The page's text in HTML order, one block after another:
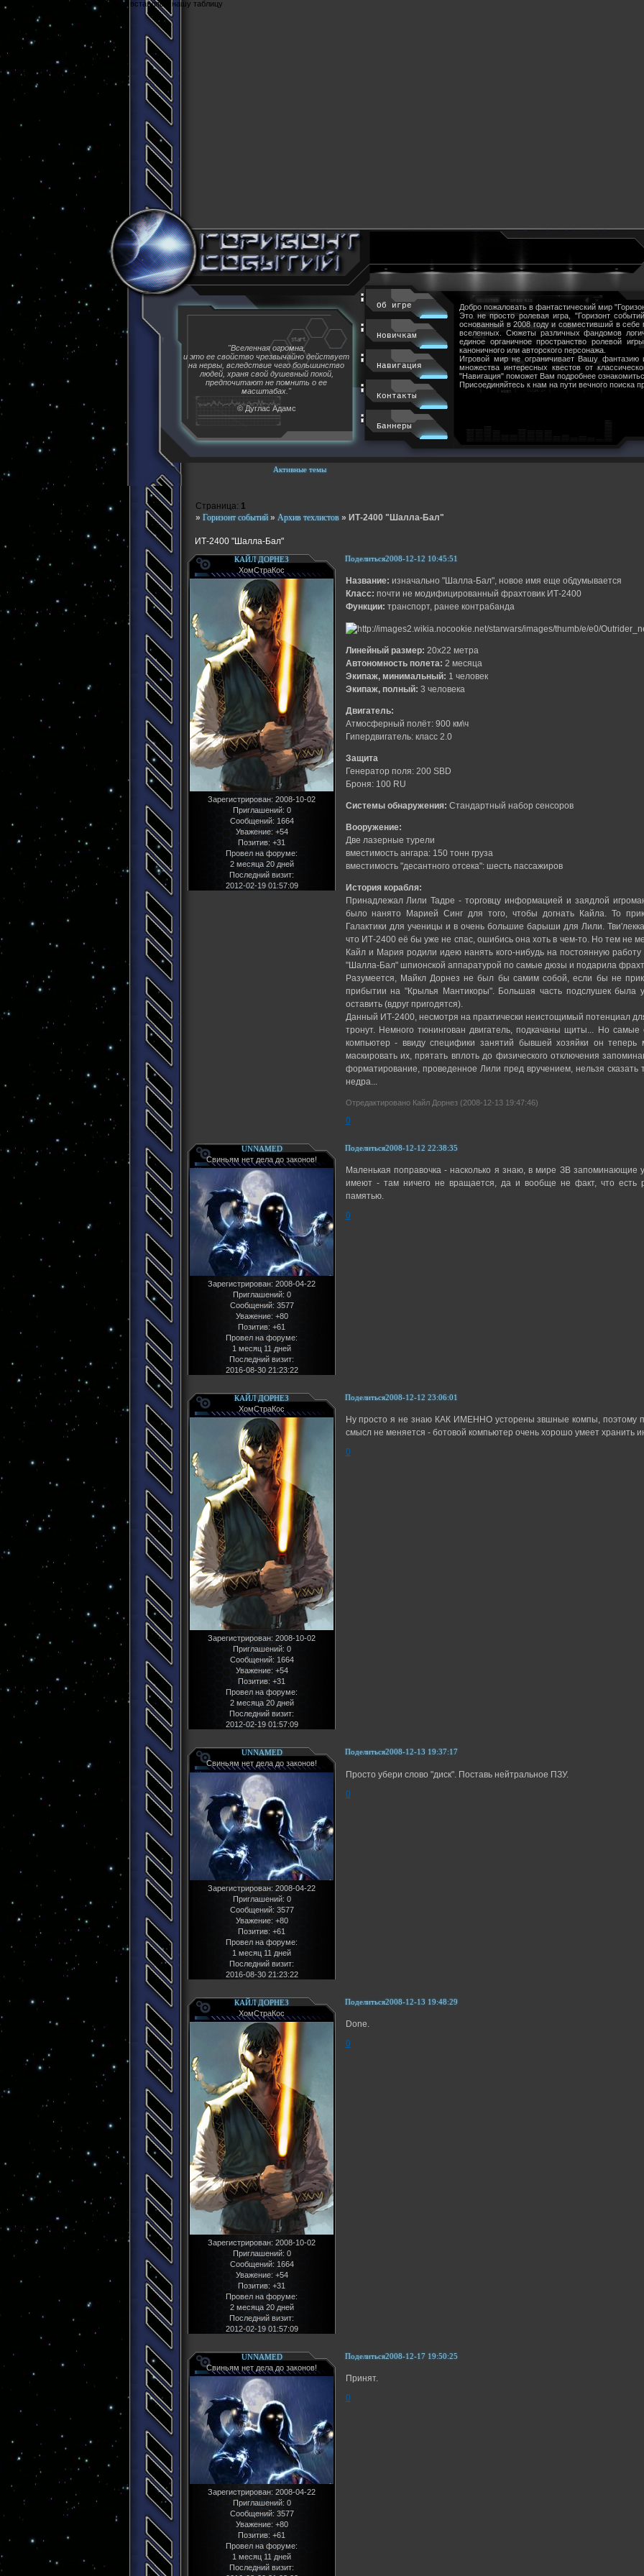
Cюда вставляем нашу таблицу
Активные темы
"Вселенная огромна,
и это ее свойство чрезвычайно действует
на нервы, вследствие чего большинство
людей, храня свой душевный покой,
предпочитают не помнить о ее
масштабах."
© Дуглас Адамс
Об игре
Новичкам
Навигация
Контакты
Баннеры
Добро пожаловать в фантастический мир
Это не просто ролевая игра, "Горизонт
основанный в 2008 году и совместивший в
вселенных. Сюжеты различных фандомов
единое органичное пространство ролевой
каноничного или авторского персонажа.
Игровой мир не ограничивает Вашу фантазию
множества интересных квестов от
"Навигация" поможет Вам подробнее
Присоединяйтесь к нам на пути вечного поиска
» Горизонт событий » Архив техлистов » ИТ-2400 "Шалла-Бал"
ИТ-2400 "Шалла-Бал"
Страница: 1
Поделиться2008-12-12 10:45:51
КАЙЛ ДОРНЕЗ
ХомСтраКос
Зарегистрирован: 2008-10-02
Приглашений: 0
Сообщений: 1664
Уважение: +54
Позитив: +31
Провел на форуме:
2 месяца 20 дней
Последний визит:
2012-02-19 01:57:09
Название: изначально "Шалла-Бал", новое имя еще обдумывается
Класс: почти не модифицированный фрахтовик ИТ-2400
Функции: транспорт, ранее контрабанда
Линейный размер: 20х22 метра
Автономность полета: 2 месяца
Экипаж, минимальный: 1 человек
Экипаж, полный: 3 человека
Двигатель:
Атмосферный полёт: 900 км\ч
Гипердвигатель: класс 2.0
Защита
Генератор поля: 200 SBD
Броня: 100 RU
Системы обнаружения: Стандартный набор сенсоров
Вооружение:
Две лазерные турели
вместимость ангара: 150 тонн груза
вместимость "десантного отсека": шесть пассажиров
История корабля:
Принадлежал Лили Тадре - торговцу информацией и заядлой
было нанято Марией Синг для того, чтобы догнать Кайла. То
Галактики для ученицы и в очень большие барыши для Лили.
что ИТ-2400 её бы уже не спас, ошибись она хоть в чем-то. Но тем не
Кайл и Мария родили идею нанять кого-нибудь на постоянную
"Шалла-Бал" шпионской аппаратурой по самые дюзы и подарила
Разумеется, Майкл Дорнез не был бы самим собой, если бы не
прибытии на "Крылья Мантикоры". Большая часть подслушек была
оставить (вдруг пригодятся).
Данный ИТ-2400, несмотря на практически неистощимый потенциал
тронут. Немного тюнингован двигатель, подкачаны щиты... Но
компьютер - ввиду специфики занятий бывшей хозяйки он
маскировать их, прятать вплоть до физического отключения
форматирование, проведенное Лили пред вручением, нельзя сказать
недра...
Отредактировано Кайл Дорнез (2008-12-13 19:47:46)
0
Поделиться2008-12-12 22:38:35
UNNAMED
Свиньям нет дела до законов!
Зарегистрирован: 2008-04-22
Приглашений: 0
Сообщений: 3577
Уважение: +80
Позитив: +61
Провел на форуме:
1 месяц 11 дней
Последний визит:
2016-08-30 21:23:22
Маленькая поправочка - насколько я знаю, в мире ЗВ запоминающие
имеют - там ничего не вращается, да и вообще не факт, что есть
памятью.
0
Поделиться2008-12-12 23:06:01
КАЙЛ ДОРНЕЗ
ХомСтраКос
Зарегистрирован: 2008-10-02
Приглашений: 0
Сообщений: 1664
Уважение: +54
Позитив: +31
Провел на форуме:
2 месяца 20 дней
Последний визит:
2012-02-19 01:57:09
Ну просто я не знаю КАК ИМЕННО усторены звшные компы, поэтому
смысл не меняется - ботовой компьютер очень хорошо умеет хранить
0
Поделиться2008-12-13 19:37:17
UNNAMED
Свиньям нет дела до законов!
Зарегистрирован: 2008-04-22
Приглашений: 0
Сообщений: 3577
Уважение: +80
Позитив: +61
Провел на форуме:
1 месяц 11 дней
Последний визит:
2016-08-30 21:23:22
Просто убери слово "диск". Поставь нейтральное ПЗУ.
0
Поделиться2008-12-13 19:48:29
КАЙЛ ДОРНЕЗ
ХомСтраКос
Зарегистрирован: 2008-10-02
Приглашений: 0
Сообщений: 1664
Уважение: +54
Позитив: +31
Провел на форуме:
2 месяца 20 дней
Последний визит:
2012-02-19 01:57:09
Done.
0
Поделиться2008-12-17 19:50:25
UNNAMED
Свиньям нет дела до законов!
Зарегистрирован: 2008-04-22
Приглашений: 0
Сообщений: 3577
Уважение: +80
Позитив: +61
Провел на форуме:
1 месяц 11 дней
Последний визит:
Принят.
0